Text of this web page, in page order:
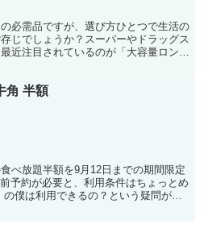
必需品ですが、選び方ひとつで生活の
じでしょうか？スーパーやドラッグス
近注目されているのが「大容量ロング
角 半額
べ放題半額を9月12日までの期間限定
予約が必要と、利用条件はちょっとめ
僕は利用できるの？という疑問が物